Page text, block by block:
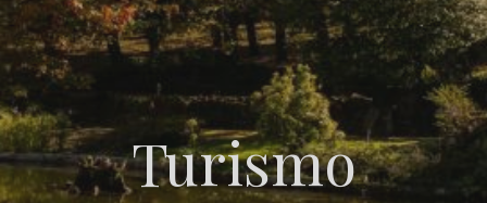
Turismo